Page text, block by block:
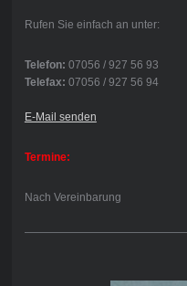
Rufen Sie einfach an unter:
Telefon: 07056 / 927 56 93
Telefax: 07056 / 927 56 94
E-Mail senden
Termine:
Nach Vereinbarung